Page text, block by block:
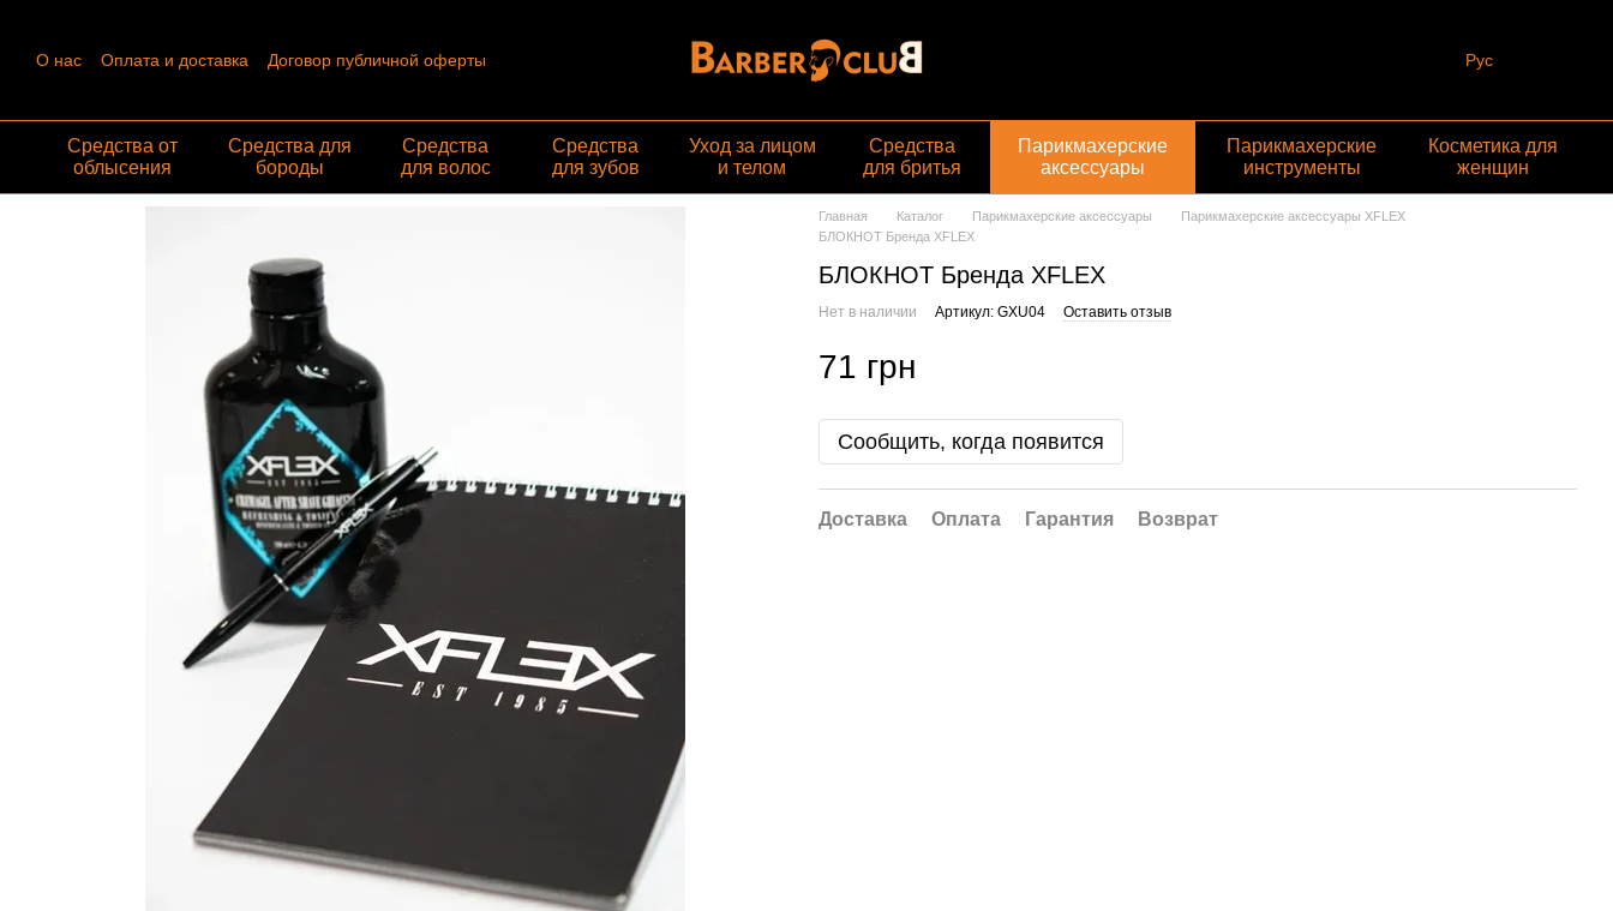
О нас Оплата и доставка
Договор публичной оферты
Рус
Средства от
облысения
Средства для
бороды
Средства
для волос
Средства
для зубов
Уход за лицом
и телом
Средства
для бритья
Парикмахерские
аксессуары
Парикмахерские
инструменты
Косметика для
женщин
Главная Каталог Парикмахерские аксессуары
Парикмахерские аксессуары XFLEX
БЛОКНОТ Бренда XFLEX
БЛОКНОТ Бренда XFLEX
Нет в наличии Артикул: GXU04 Оставить отзыв
71 грн
Сообщить, когда появится
Доставка Оплата Гарантия Возврат